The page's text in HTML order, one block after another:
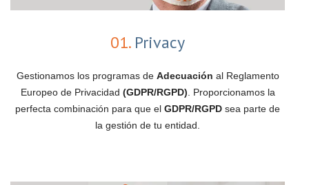
01.Privacy
Gestionamos los programas de Adecuación al Reglamento
Europeo de Privacidad (GDPR/RGPD). Proporcionamos la
perfecta combinación para que el GDPR/RGPD sea parte de
la gestión de tu entidad.